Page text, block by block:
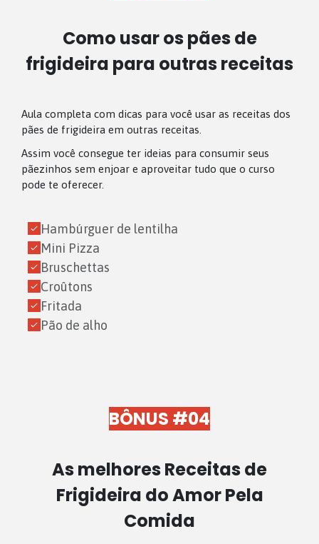
Como usar os pães de
frigideira para outras receitas
Aula completa com dicas para você usar as receitas dos
pães de frigideira em outras receitas.
Assim você consegue ter ideias para consumir seus
pãezinhos sem enjoar e aproveitar tudo que o curso
pode te oferecer.
Hambúrguer de lentilha
Mini Pizza
Bruschettas
Croûtons
Fritada
Pão de alho
BÔNUS #04
As melhores Receitas de
Frigideira do Amor Pela
Comida